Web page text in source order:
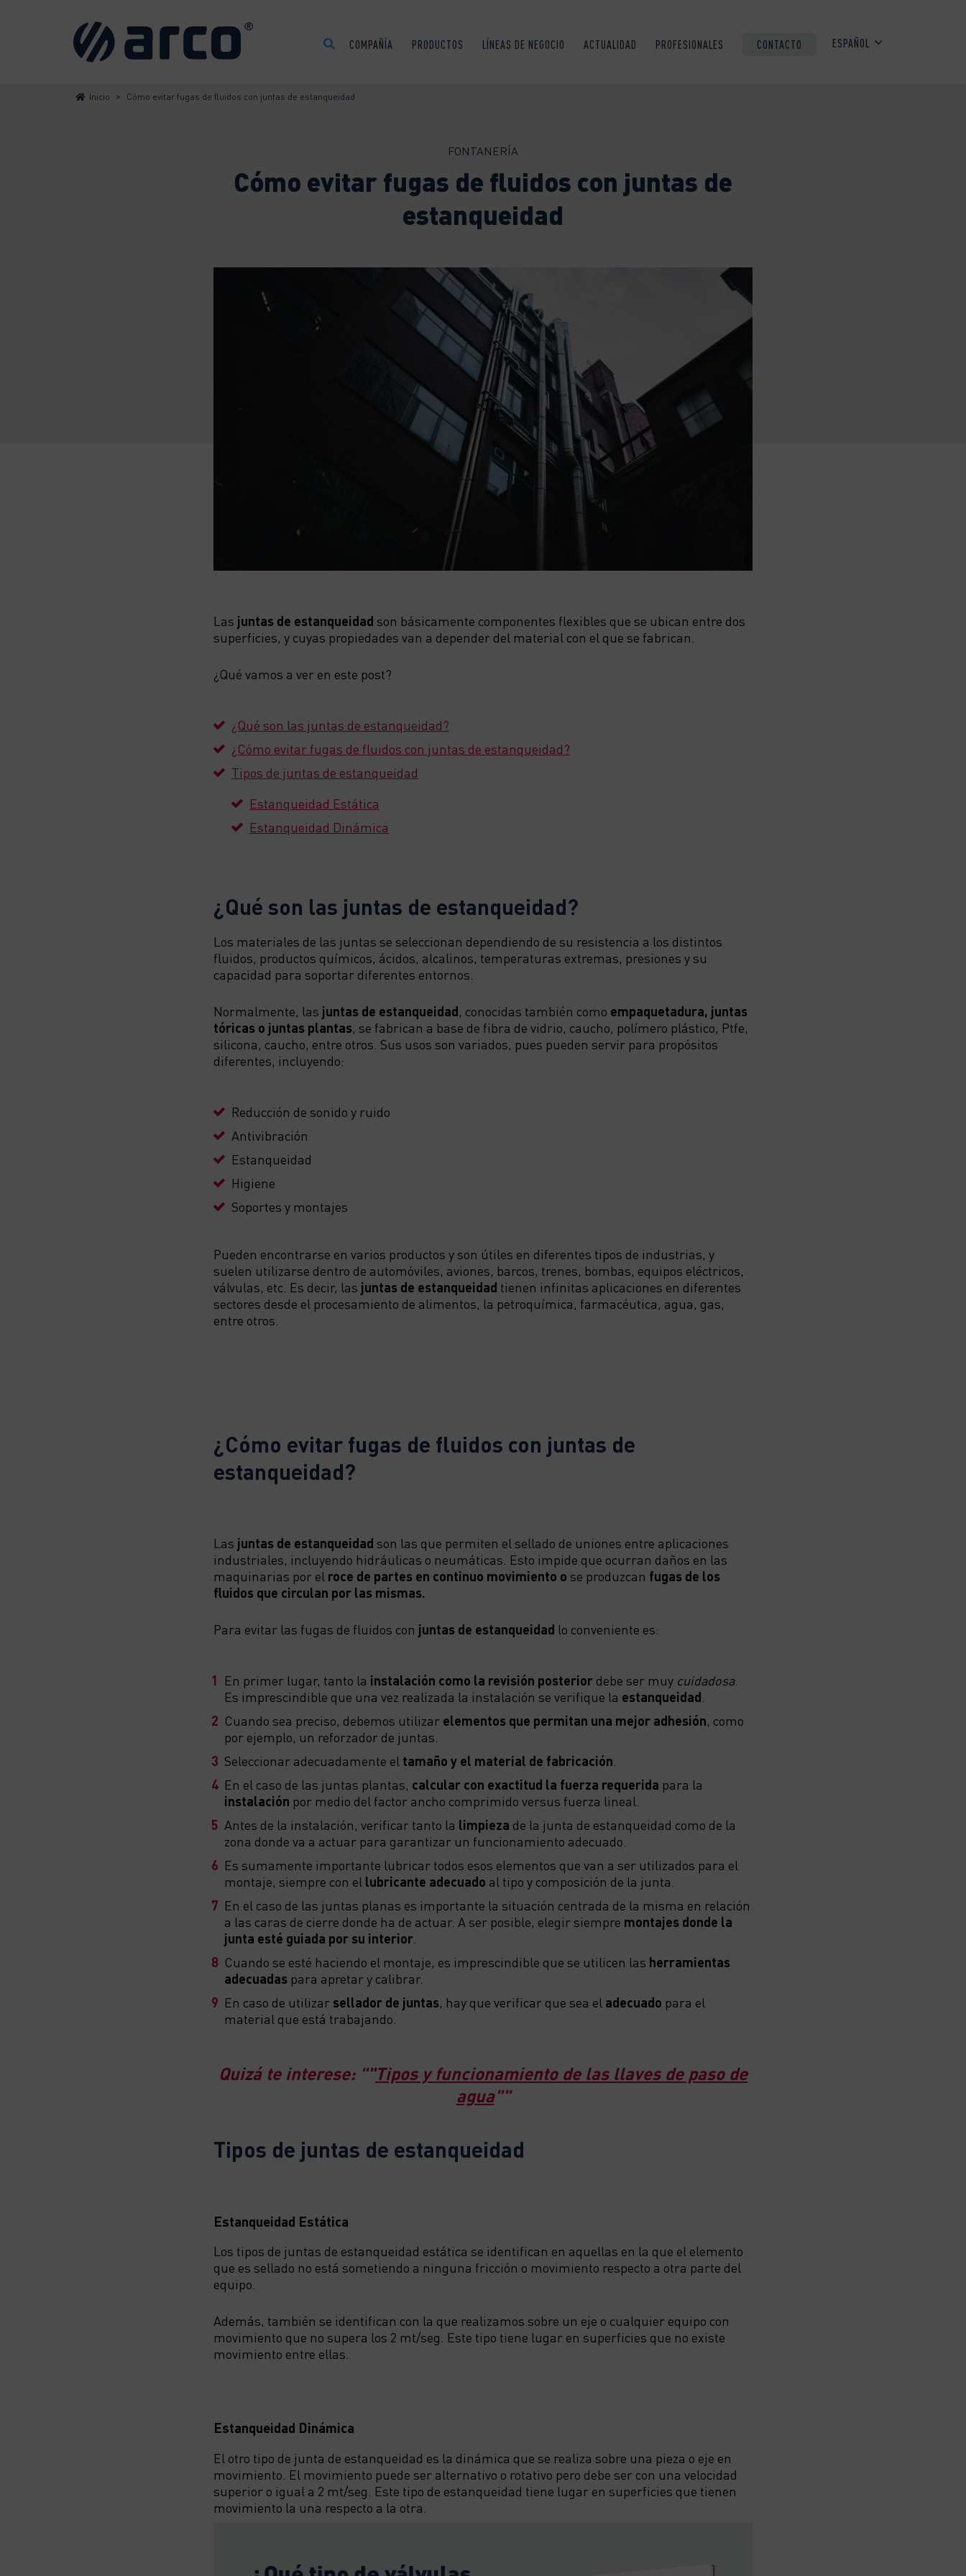
COMPAÑÍA PRODUCTOS LÍNEAS DE NEGOCIO ACTUALIDAD PROFESIONALES CONTACTO ESPAÑOL
Inicio > Cómo evitar fugas de fluidos con juntas de estanqueidad
FONTANERÍA
Cómo evitar fugas de fluidos con juntas de
estanqueidad
Las juntas de estanqueidad son básicamente componentes flexibles que se ubican entre dos
superficies, y cuyas propiedades van a depender del material con el que se fabrican.
¿Qué vamos a ver en este post?
¿Qué son las juntas de estanqueidad?
¿Cómo evitar fugas de fluidos con juntas de estanqueidad?
Tipos de juntas de estanqueidad
Estanqueidad Estática
Estanqueidad Dinámica
¿Qué son las juntas de estanqueidad?
Los materiales de las juntas se seleccionan dependiendo de su resistencia a los distintos
fluidos, productos químicos, ácidos, alcalinos, temperaturas extremas, presiones y su
capacidad para soportar diferentes entornos.
Normalmente, las juntas de estanqueidad, conocidas también como empaquetadura, juntas
tóricas o juntas plantas, se fabrican a base de fibra de vidrio, caucho, polímero plástico, Ptfe,
silicona, caucho, entre otros. Sus usos son variados, pues pueden servir para propósitos
diferentes, incluyendo:
Reducción de sonido y ruido
Antivibración
Estanqueidad
Higiene
Soportes y montajes
Pueden encontrarse en varios productos y son útiles en diferentes tipos de industrias, y
suelen utilizarse dentro de automóviles, aviones, barcos, trenes, bombas, equipos eléctricos,
válvulas, etc. Es decir, las juntas de estanqueidad tienen infinitas aplicaciones en diferentes
sectores desde el procesamiento de alimentos, la petroquímica, farmacéutica, agua, gas,
entre otros.
¿Cómo evitar fugas de fluidos con juntas de
estanqueidad?
Las juntas de estanqueidad son las que permiten el sellado de uniones entre aplicaciones
industriales, incluyendo hidráulicas o neumáticas. Esto impide que ocurran daños en las
maquinarias por el roce de partes en continuo movimiento o se produzcan fugas de los
fluidos que circulan por las mismas.
Para evitar las fugas de fluidos con juntas de estanqueidad lo conveniente es:
En primer lugar, tanto la instalación como la revisión posterior debe ser muy cuidadosa.
Es imprescindible que una vez realizada la instalación se verifique la estanqueidad
Cuando sea preciso, debemos utilizar elementos que permitan una mejor adhesión, como
por ejemplo, un reforzador de juntas.
Seleccionar adecuadamente el tamaño y el material de fabricación
En el caso de las juntas plantas, calcular con exactitud la fuerza requerida para la
instalación por medio del factor ancho comprimido versus fuerza lineal.
Antes de la instalación, verificar tanto la limpieza de la junta de estanqueidad como de la
zona donde va a actuar para garantizar un funcionamiento adecuado.
Es sumamente importante lubricar todos esos elementos que van a ser utilizados para el
montaje, siempre con el lubricante adecuado al tipo y composición de la junta.
En el caso de las juntas planas es importante la situación centrada de la misma en relación
a las caras de cierre donde ha de actuar. A ser posible, elegir siempre montajes donde la
junta esté guiada por su interior
Cuando se esté haciendo el montaje, es imprescindible que se utilicen las herramientas
adecuadas para apretar y calibrar.
En caso de utilizar sellador de juntas, hay que verificar que sea el adecuado para el
material que está trabajando.
Quizá te interese: ""Tipos y funcionamiento de las llaves de paso de
agua""
Tipos de juntas de estanqueidad
Estanqueidad Estática
Los tipos de juntas de estanqueidad estática se identifican en aquellas en la que el elemento
que es sellado no está sometiendo a ninguna fricción o movimiento respecto a otra parte del
equipo.
Además, también se identifican con la que realizamos sobre un eje o cualquier equipo con
movimiento que no supera los 2 mt/seg. Este tipo tiene lugar en superficies que no existe
movimiento entre ellas.
Estanqueidad Dinámica
El otro tipo de junta de estanqueidad es la dinámica que se realiza sobre una pieza o eje en
movimiento. El movimiento puede ser alternativo o rotativo pero debe ser con una velocidad
superior o igual a 2 mt/seg. Este tipo de estanqueidad tiene lugar en superficies que tienen
movimiento la una respecto a la otra.